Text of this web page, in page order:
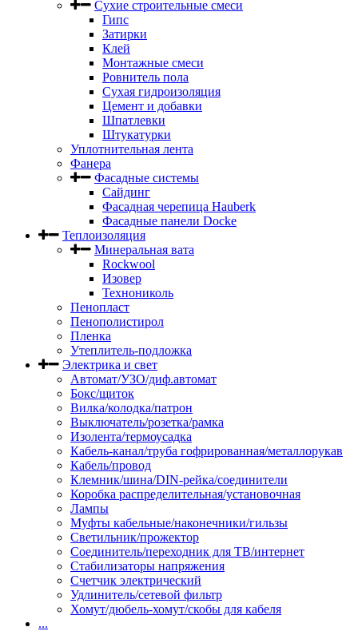
Сухие строительные смеси
Гипс
Затирки
Клей
Монтажные смеси
Ровнитель пола
Сухая гидроизоляция
Цемент и добавки
Шпатлевки
Штукатурки
Уплотнительная лента
Фанера
Фасадные системы
Сайдинг
Фасадная черепица Hauberk
Фасадные панели Docke
Теплоизоляция
Минеральная вата
Rockwool
Изовер
Технониколь
Пенопласт
Пенополистирол
Пленка
Утеплитель-подложка
Электрика и свет
Автомат/УЗО/диф.автомат
Бокс/щиток
Вилка/колодка/патрон
Выключатель/розетка/рамка
Изолента/термоусадка
Кабель-канал/труба гофрированная/металлорукав
Кабель/провод
Клемник/шина/DIN-рейка/соединители
Коробка распределительная/установочная
Лампы
Муфты кабельные/наконечники/гильзы
Светильник/прожектор
Соединитель/переходник для ТВ/интернет
Стабилизаторы напряжения
Счетчик электрический
Удлинитель/сетевой фильтр
Хомут/дюбель-хомут/скобы для кабеля
...